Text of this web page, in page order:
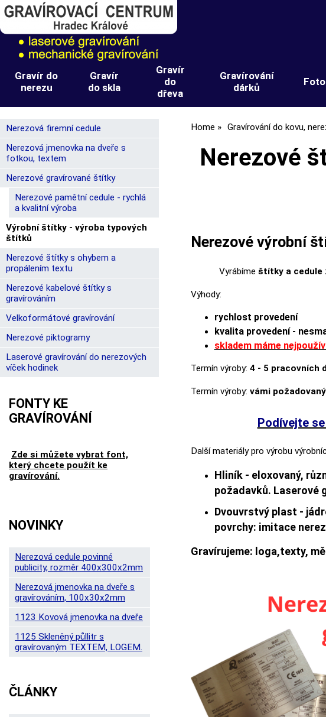
Gravír do
nerezu
Gravír
do skla
Gravír
do
dřeva
Gravírování
dárků
Home Gravírování do kovu,
Nerezové
Nerezové výrobní
Vyrábíme štítky a cedule
Výhody:
rychlost provedení
kvalita provedení -
skladem máme
Termín výroby: 4 - 5 pracovních
Termín výroby: vámi
Podívejte
Další materiály pro výrobu
Hliník - eloxovaný,
požadavků. Laserové
Dvouvrstvý plast -
povrchy: imitace
Gravírujeme: loga,texty,
Nerezová firemní cedule
Nerezová jmenovka na dveře s
fotkou, textem
Nerezové gravírované štítky
Nerezové pamětní cedule - rychlá
a kvalitní výroba
Výrobní štítky - výroba typových
štítků
Nerezové štítky s ohybem a
propálením textu
Nerezové kabelové štítky s
gravírováním
Velkoformátové gravírování
Nerezové piktogramy
Laserové gravírování do nerezových
víček hodinek
FONTY KE
GRAVÍROVÁNÍ
Zde si můžete vybrat font,
který chcete použít ke
gravírování.
NOVINKY
Nerezová cedule povinné
publicity, rozměr 400x300x2mm
Nerezová jmenovka na dveře s
gravírováním, 100x30x2mm
1123 Kovová jmenovka na dveře
1125 Skleněný půllitr s
gravírovaným TEXTEM, LOGEM.
ČLÁNKY